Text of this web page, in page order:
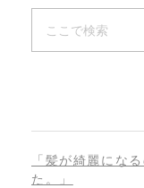
「髪が綺麗にな
た。」